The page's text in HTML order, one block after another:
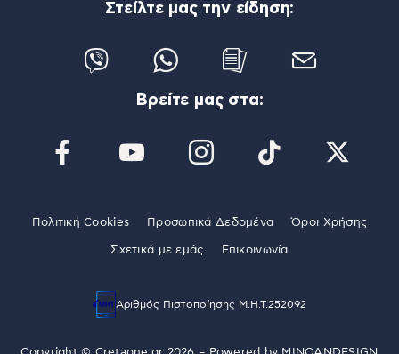
Στείλτε μας την είδηση:
Βρείτε μας στα:
Πολιτική Cookies Προσωπικά Δεδομένα Όροι Χρήσης
Σχετικά με εμάς Επικοινωνία
Αριθμός Πιστοποίησης Μ.Η.Τ.252092